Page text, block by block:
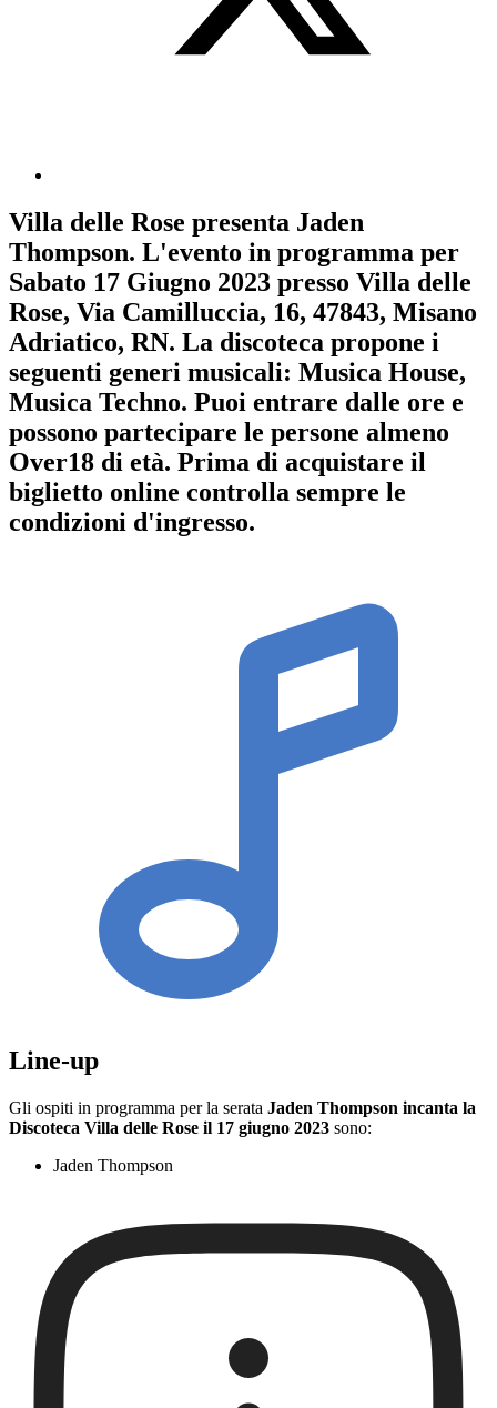
Villa delle Rose presenta Jaden
Thompson. L'evento in programma per
Sabato 17 Giugno 2023 presso Villa delle
Rose, Via Camilluccia, 16, 47843, Misano
Adriatico, RN. La discoteca propone i
seguenti generi musicali: Musica House,
Musica Techno. Puoi entrare dalle ore e
possono partecipare le persone almeno
Over18 di età. Prima di acquistare il
biglietto online controlla sempre le
condizioni d'ingresso.
Line-up
Gli ospiti in programma per la serata Jaden Thompson incanta la
Discoteca Villa delle Rose il 17 giugno 2023 sono:
Jaden Thompson